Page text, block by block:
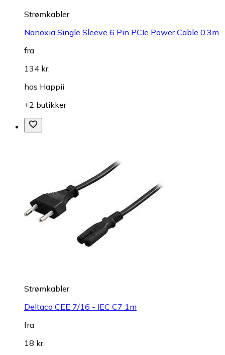
Strømkabler
Nanoxia Single Sleeve 6 Pin PCIe Power Cable 0.3m
fra
134 kr.
hos Happii
+2 butikker
Strømkabler
Deltaco CEE 7/16 - IEC C7 1m
fra
18 kr.